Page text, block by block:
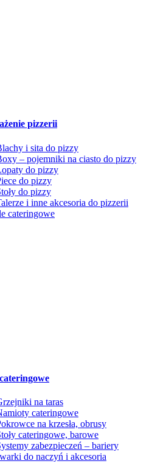
pizzerii
i sita do pizzy
– pojemniki na ciasto do pizzy
do pizzy
do pizzy
do pizzy
i inne akcesoria do pizzerii
na taras
cateringowe
na krzesła, obrusy
cateringowe, barowe
zabezpieczeń – bariery